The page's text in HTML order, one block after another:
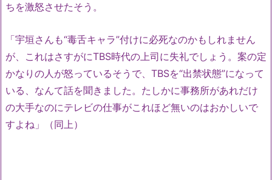
ちを激怒させたそう。
「宇垣さんも“毒舌キャラ”付けに必死なのかもしれません
が、これはさすがにTBS時代の上司に失礼でしょう。案の定
かなりの人が怒っているそうで、TBSを“出禁状態”になって
いる、なんて話を聞きました。たしかに事務所があれだけ
の大手なのにテレビの仕事がこれほど無いのはおかしいで
すよね」（同上）